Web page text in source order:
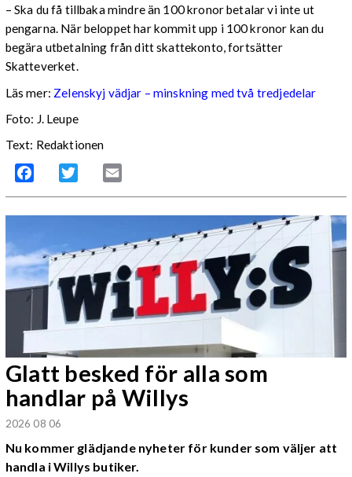
– Ska du få tillbaka mindre än 100 kronor betalar vi inte ut
pengarna. När beloppet har kommit upp i 100 kronor kan du
begära utbetalning från ditt skattekonto, fortsätter
Skatteverket.
Läs mer: Zelenskyj vädjar – minskning med två tredjedelar
Foto: J. Leupe
Text: Redaktionen
Facebook Twitter
Glatt besked för alla som
handlar på Willys
2026 08 06
Nu kommer glädjande nyheter för kunder som väljer att
handla i Willys butiker.